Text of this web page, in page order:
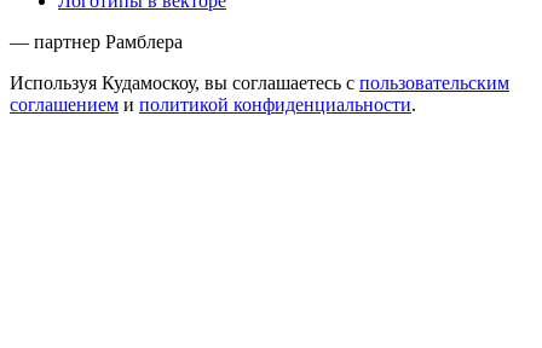
— партнер Рамблера
Используя Кудамоскоу, вы соглашаетесь с пользовательским
соглашением и политикой конфиденциальности.